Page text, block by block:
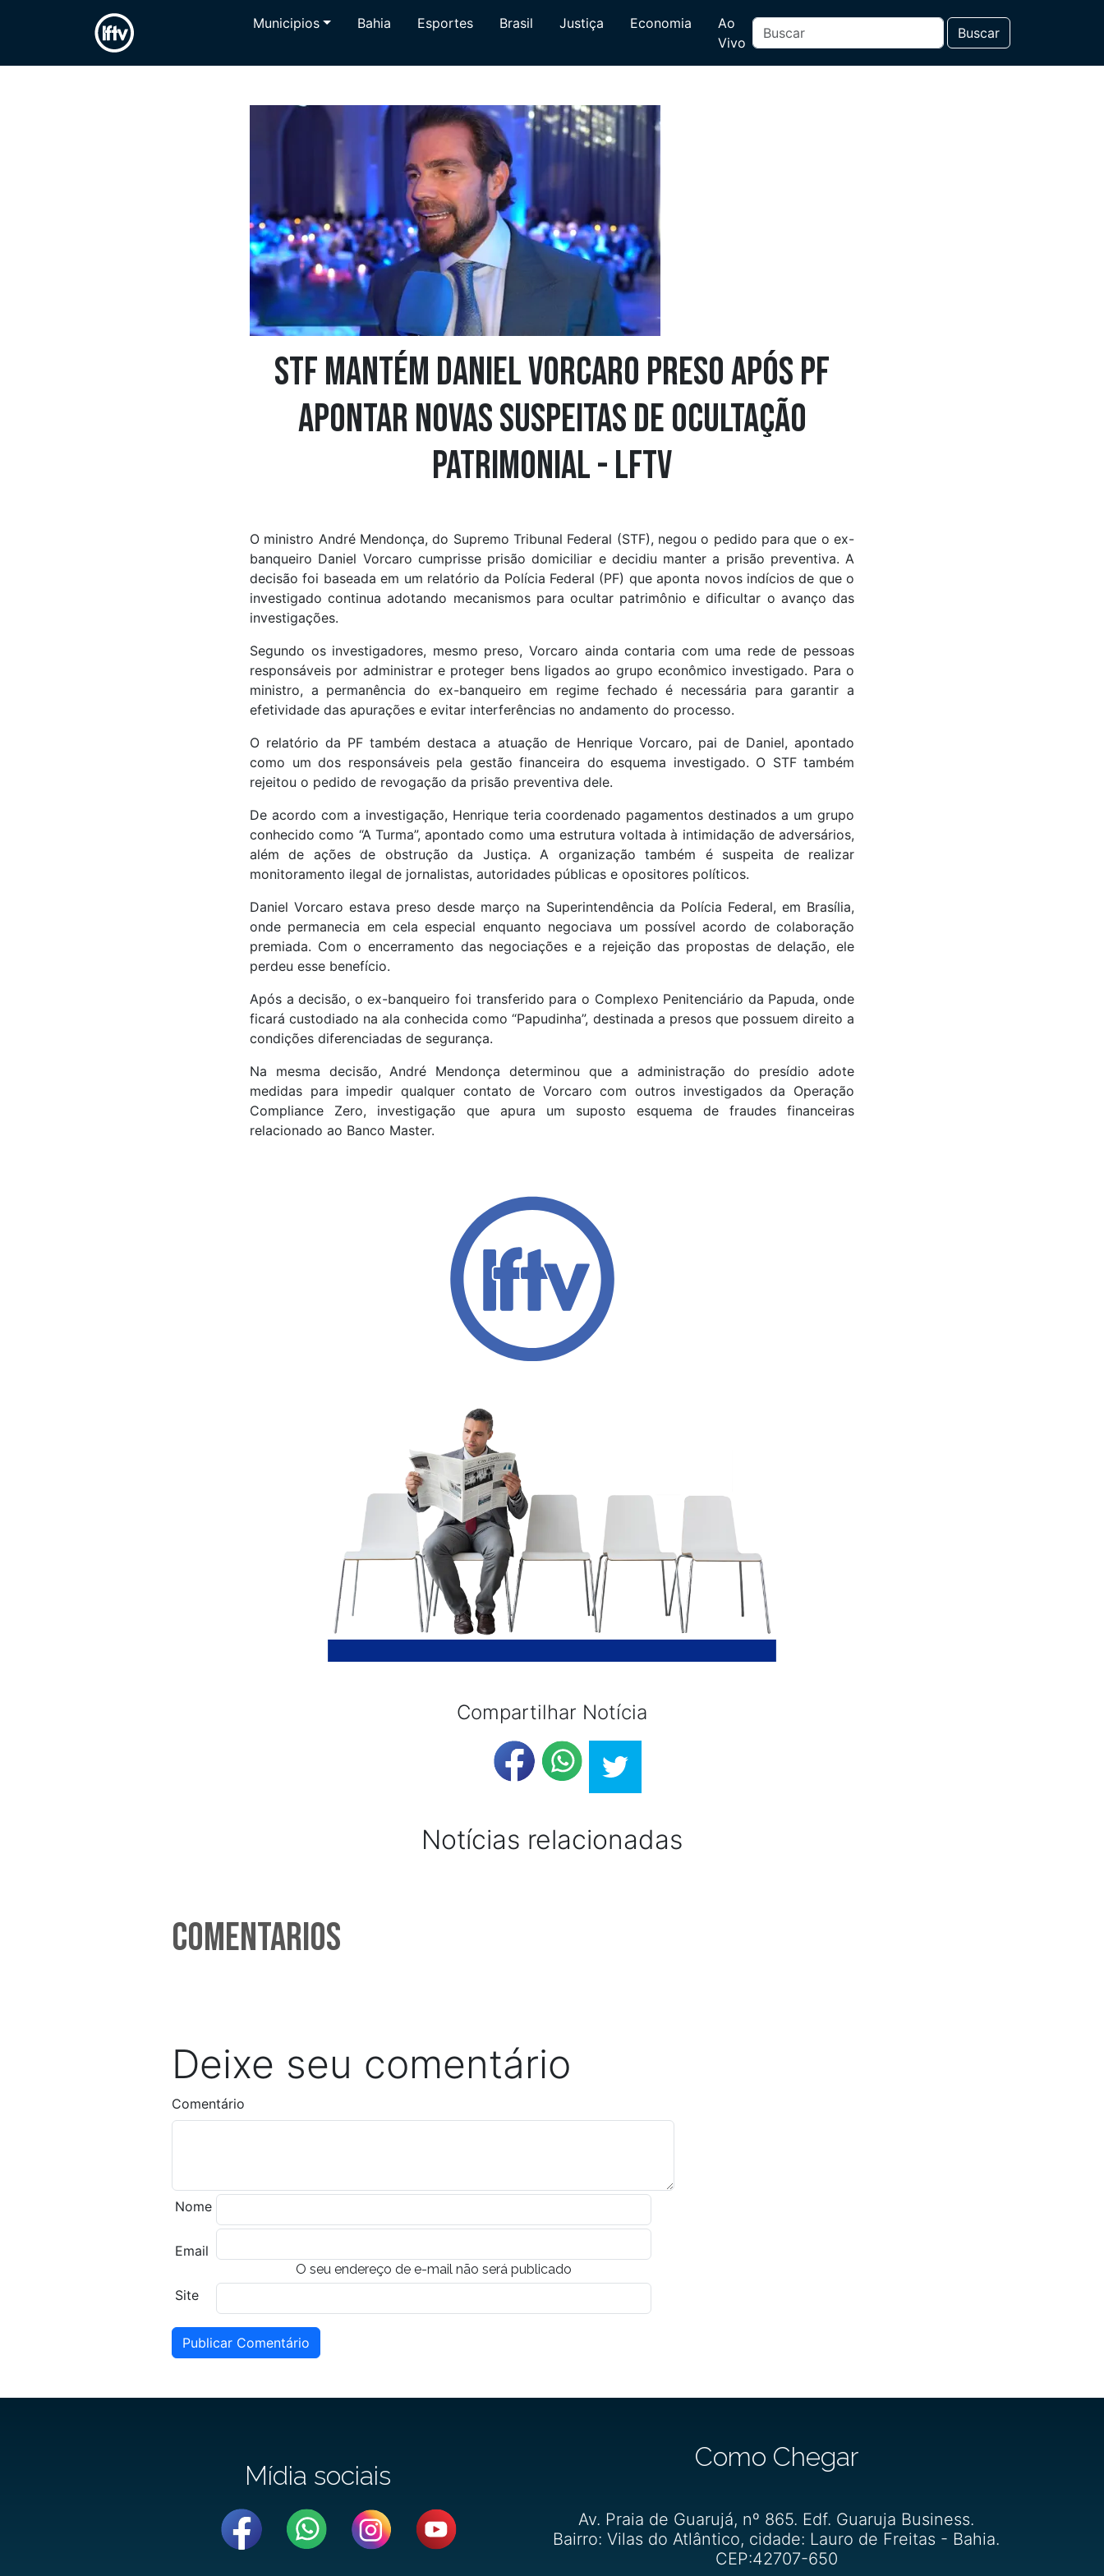
Municipios Bahia Esportes Brasil Justiça Economia
Ao
Vivo
Buscar
STF mantém Daniel Vorcaro preso após PF
apontar novas suspeitas de ocultação
patrimonial - LFTV
O ministro André Mendonça, do Supremo Tribunal Federal (STF), negou o pedido para que o ex-
banqueiro Daniel Vorcaro cumprisse prisão domiciliar e decidiu manter a prisão preventiva. A
decisão foi baseada em um relatório da Polícia Federal (PF) que aponta novos indícios de que o
investigado continua adotando mecanismos para ocultar patrimônio e dificultar o avanço das
investigações.
Segundo os investigadores, mesmo preso, Vorcaro ainda contaria com uma rede de pessoas
responsáveis por administrar e proteger bens ligados ao grupo econômico investigado. Para o
ministro, a permanência do ex-banqueiro em regime fechado é necessária para garantir a
efetividade das apurações e evitar interferências no andamento do processo.
O relatório da PF também destaca a atuação de Henrique Vorcaro, pai de Daniel, apontado
como um dos responsáveis pela gestão financeira do esquema investigado. O STF também
rejeitou o pedido de revogação da prisão preventiva dele.
De acordo com a investigação, Henrique teria coordenado pagamentos destinados a um grupo
conhecido como “A Turma”, apontado como uma estrutura voltada à intimidação de adversários,
além de ações de obstrução da Justiça. A organização também é suspeita de realizar
monitoramento ilegal de jornalistas, autoridades públicas e opositores políticos.
Daniel Vorcaro estava preso desde março na Superintendência da Polícia Federal, em Brasília,
onde permanecia em cela especial enquanto negociava um possível acordo de colaboração
premiada. Com o encerramento das negociações e a rejeição das propostas de delação, ele
perdeu esse benefício.
Após a decisão, o ex-banqueiro foi transferido para o Complexo Penitenciário da Papuda, onde
ficará custodiado na ala conhecida como “Papudinha”, destinada a presos que possuem direito a
condições diferenciadas de segurança.
Na mesma decisão, André Mendonça determinou que a administração do presídio adote
medidas para impedir qualquer contato de Vorcaro com outros investigados da Operação
Compliance Zero, investigação que apura um suposto esquema de fraudes financeiras
relacionado ao Banco Master.
Compartilhar Notícia
Notícias relacionadas
Comentarios
Deixe seu comentário
Comentário
Nome
Email
O seu endereço de e-mail não será publicado
Site
Publicar Comentário
Mídia sociais
Como Chegar
Av. Praia de Guarujá, nº 865. Edf. Guaruja Business.
Bairro: Vilas do Atlântico, cidade: Lauro de Freitas - Bahia.
CEP:42707-650